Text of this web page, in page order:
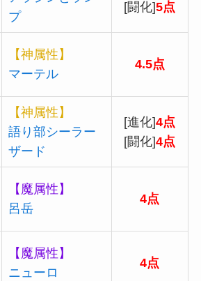
プ
[闘化]5点
【神属性】
マーテル
4.5点
【神属性】
語り部シーラー
ザード
[進化]4点
[闘化]4点
【魔属性】
呂岳
4点
【魔属性】
ニューロ
4点